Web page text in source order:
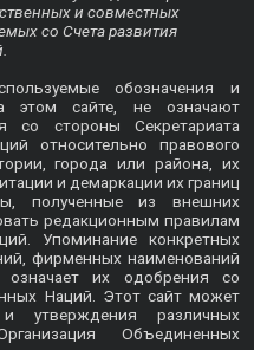
и совместных
со Счета развития
обозначения и
этом сайте, не означают
со стороны Секретариата
относительно правового
города или района, их
и демаркации их границ
полученные из внешних
редакционным правилам
Упоминание конкретных
фирменных наименований
их одобрения со
Наций. Этот сайт может
утверждения различных
Объединенных